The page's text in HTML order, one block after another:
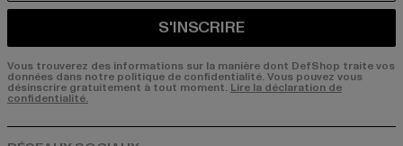
S'INSCRIRE
Vous trouverez des informations sur la manière dont DefShop traite vos
données dans notre politique de confidentialité. Vous pouvez vous
désinscrire gratuitement à tout moment. Lire la déclaration de
confidentialité.